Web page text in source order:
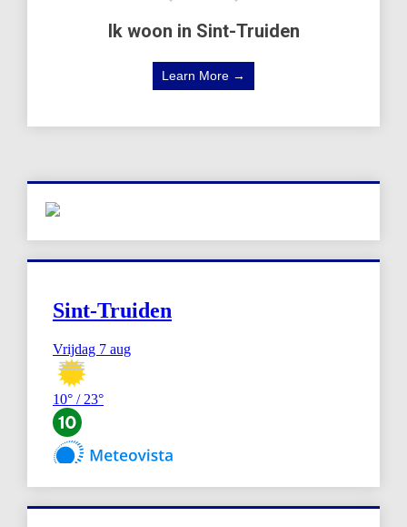
Ik woon in Sint-Truiden
Learn More →